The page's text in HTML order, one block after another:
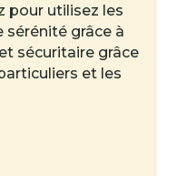
pour utilisez les
sérénité grâce à
sécuritaire grâce
et les